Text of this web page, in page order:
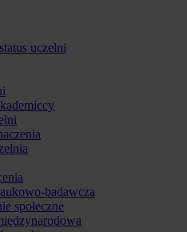
uczelni
badawcza
społeczne